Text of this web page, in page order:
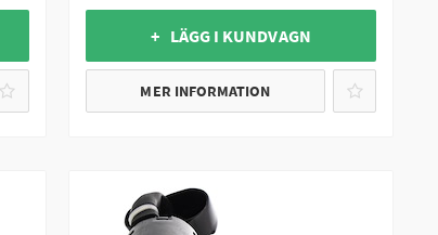
+ LÄGG I KUNDVAGN
MER INFORMATION